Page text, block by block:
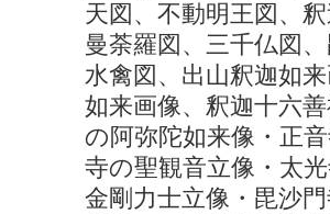
天図、不動明王図、
曼荼羅図、三千仏図
水禽図、出山釈迦如
如来画像、釈迦十六
の阿弥陀如来像・正
寺の聖観音立像・太
金剛力士立像・毘沙